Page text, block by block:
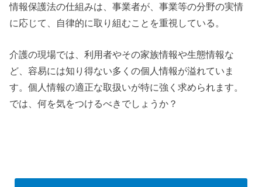
情報保護法の仕組みは、事業者が、事業等の分野の実情
に応じて、自律的に取り組むことを重視している。
介護の現場では、利用者やその家族情報や生態情報な
ど、容易には知り得ない多くの個人情報が溢れていま
す。個人情報の適正な取扱いが特に強く求められます。
では、何を気をつけるべきでしょうか？